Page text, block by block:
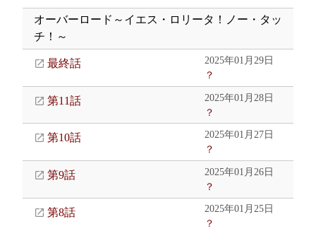
オーバーロード～イエス・ロリータ！ノー・タッ
チ！～
最終話
2025年01月29日
？
第11話
2025年01月28日
？
第10話
2025年01月27日
？
第9話
2025年01月26日
？
第8話
2025年01月25日
？